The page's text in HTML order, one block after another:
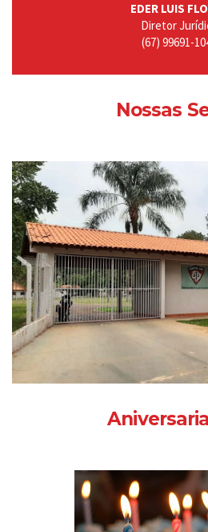
EDER LUIS
Diretor
(67) 99691-
Nossas